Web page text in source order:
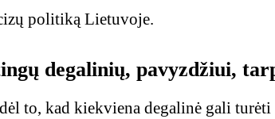
politiką Lietuvoje.
degalinių, pavyzdžiui,
to, kad kiekviena degalinė gali